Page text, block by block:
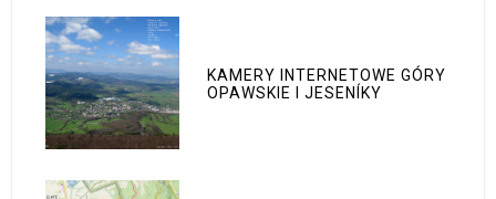
KAMERY INTERNETOWE GÓRY
OPAWSKIE I JESENÍKY